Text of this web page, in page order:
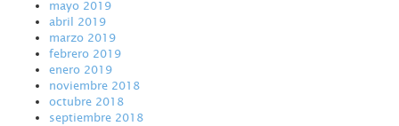
mayo 2019
abril 2019
marzo 2019
febrero 2019
enero 2019
noviembre 2018
octubre 2018
septiembre 2018